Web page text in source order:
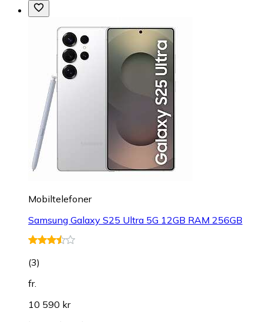
Mobiltelefoner
Samsung Galaxy S25 Ultra 5G 12GB RAM 256GB
(3)
fr.
10 590 kr